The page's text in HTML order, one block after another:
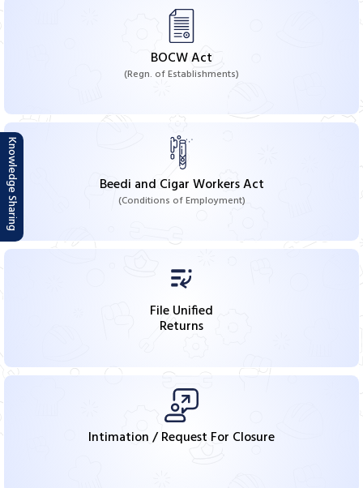
Knowledge Sharing
BOCW Act
(Regn. of Establishments)
Beedi and Cigar Workers Act
(Conditions of Employment)
File Unified
Returns
Intimation / Request For Closure